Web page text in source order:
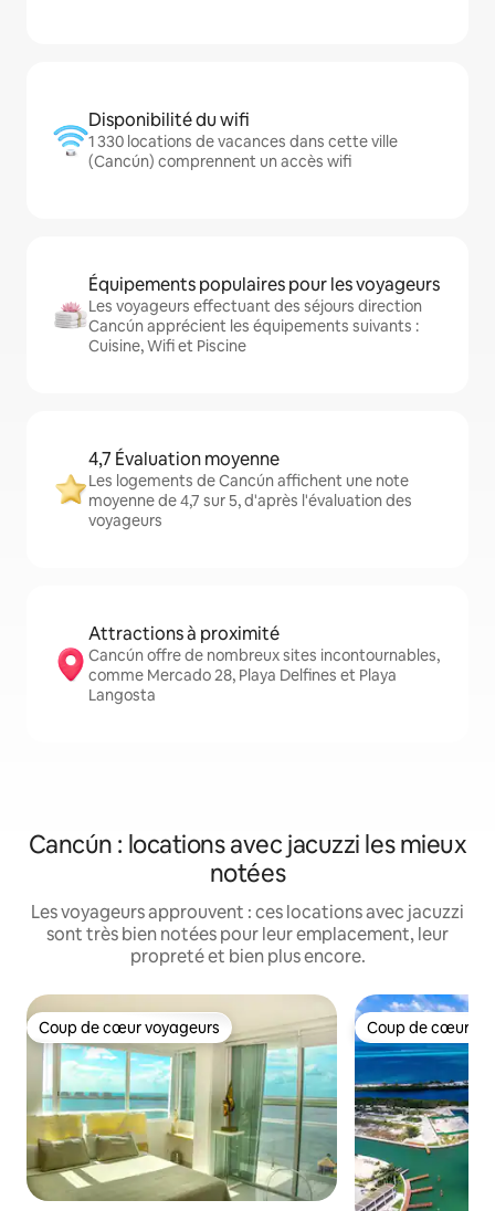
Disponibilité du wifi
1 330 locations de vacances dans cette ville
(Cancún) comprennent un accès wifi
Équipements populaires pour les voyageurs
Les voyageurs effectuant des séjours direction
Cancún apprécient les équipements suivants :
Cuisine, Wifi et Piscine
4,7 Évaluation moyenne
Les logements de Cancún affichent une note
moyenne de 4,7 sur 5, d'après l'évaluation des
voyageurs
Attractions à proximité
Cancún offre de nombreux sites incontournables,
comme Mercado 28, Playa Delfines et Playa
Langosta
Cancún : locations avec jacuzzi les mieux
notées
Les voyageurs approuvent : ces locations avec jacuzzi
sont très bien notées pour leur emplacement, leur
propreté et bien plus encore.
Coup de cœur voyageurs
Coup de cœur voyageurs Coup de cœur
Coup de cœur